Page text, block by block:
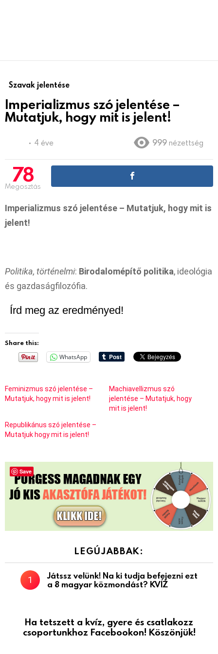
Szavak jelentése
Imperializmus szó jelentése –
Mutatjuk, hogy mit is jelent!
4 éve 999 nézettség
78
Megosztás
Imperializmus szó jelentése – Mutatjuk, hogy mit is
jelent!
Politika, történelmi: Birodalomépítő politika, ideológia
és gazdaságfilozófia.
Írd meg az eredményed!
Share this:
WhatsApp
Feminizmus szó jelentése –
Mutatjuk, hogy mit is jelent!
Machiavellizmus szó
jelentése – Mutatjuk, hogy
mit is jelent!
Republikánus szó jelentése –
Mutatjuk hogy mit is jelent!
LEGÚJABBAK:
Játssz velünk! Na ki tudja befejezni ezt
a 8 magyar közmondást? KVÍZ
Ha tetszett a kvíz, gyere és csatlakozz
csoportunkhoz Facebookon! Köszönjük!
Save